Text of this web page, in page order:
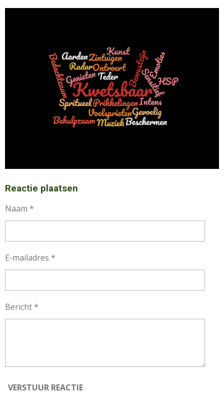
Reactie plaatsen
Naam *
E-mailadres *
Bericht *
VERSTUUR REACTIE